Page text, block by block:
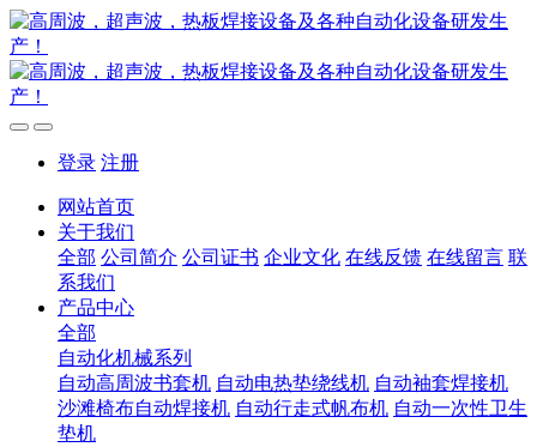
登录 注册
网站首页
关于我们
全部 公司简介 公司证书 企业文化 在线反馈 在线留言 联
系我们
产品中心
全部
自动化机械系列
自动高周波书套机 自动电热垫绕线机 自动袖套焊接机
沙滩椅布自动焊接机 自动行走式帆布机 自动一次性卫生
垫机